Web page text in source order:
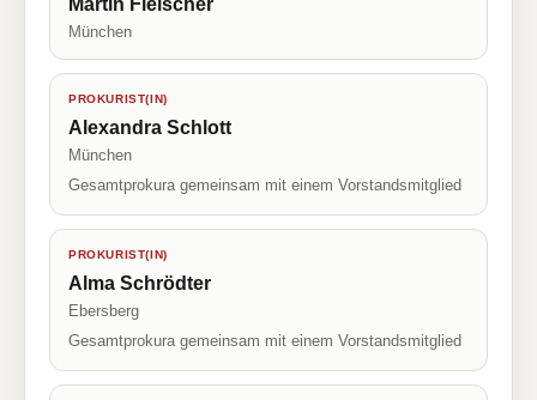
Martin Fleischer
München
PROKURIST(IN)
Alexandra Schlott
München
Gesamtprokura gemeinsam mit einem Vorstandsmitglied
PROKURIST(IN)
Alma Schrödter
Ebersberg
Gesamtprokura gemeinsam mit einem Vorstandsmitglied